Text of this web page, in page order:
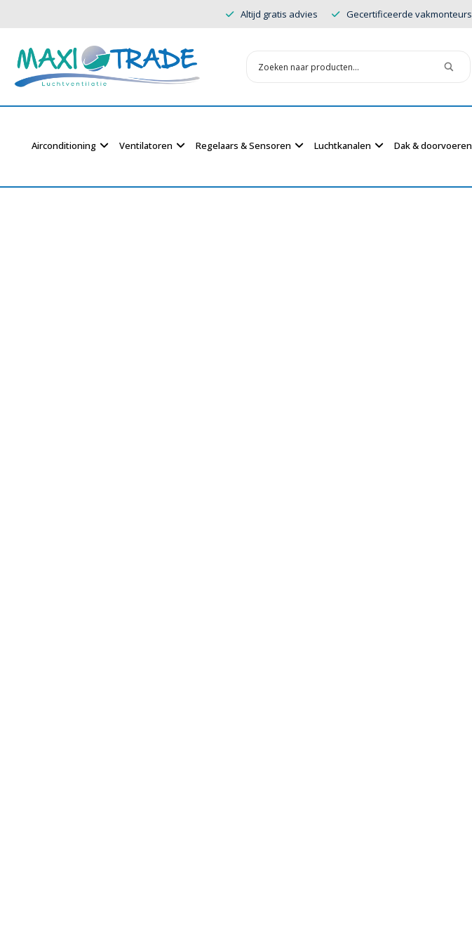
Altijd gratis advies Gecertificeerde vakmonteurs
Airconditioning Ventilatoren Regelaars & Sensoren Luchtkanalen Dak & doorvoeren